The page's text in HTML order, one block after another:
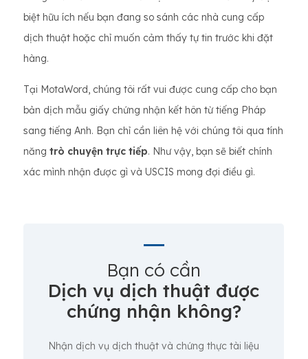
biệt hữu ích nếu bạn đang so sánh các nhà cung cấp
dịch thuật hoặc chỉ muốn cảm thấy tự tin trước khi đặt
hàng.
Tại MotaWord, chúng tôi rất vui được cung cấp cho bạn
bản dịch mẫu giấy chứng nhận kết hôn từ tiếng Pháp
sang tiếng Anh. Bạn chỉ cần liên hệ với chúng tôi qua tính
năng trò chuyện trực tiếp. Như vậy, bạn sẽ biết chính
xác mình nhận được gì và USCIS mong đợi điều gì.
Bạn có cần
Dịch vụ dịch thuật được
chứng nhận không?
Nhận dịch vụ dịch thuật và chứng thực tài liệu